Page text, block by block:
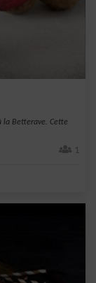
la Betterave. Cette
1